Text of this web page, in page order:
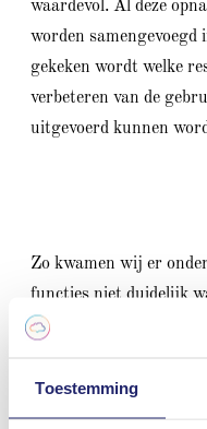
Toestemming
waardevol. Al deze
worden samengevoegd
gekeken wordt welke
verbeteren van de
uitgevoerd kunnen
Zo kwamen wij er
functies niet duidelijk
kopje instellingen.
de chatfunctie. Ook
dat er altijd hulp in